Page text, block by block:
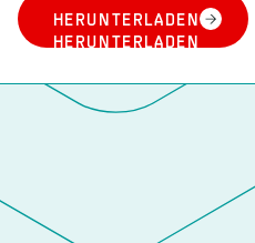
HERUNTERLADEN
HERUNTERLADEN